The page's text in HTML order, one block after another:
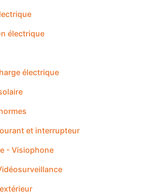
électrique
électrique
et interrupteur
- Visiophone